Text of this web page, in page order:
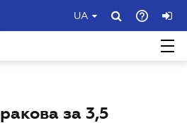
UA
за 3,5